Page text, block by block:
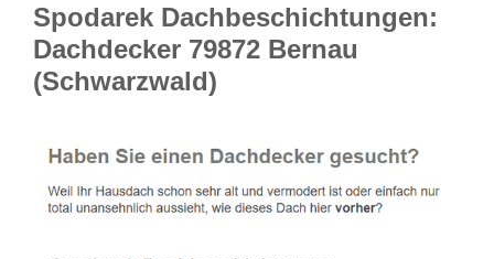
Spodarek Dachbeschichtungen:
Dachdecker 79872 Bernau
(Schwarzwald)